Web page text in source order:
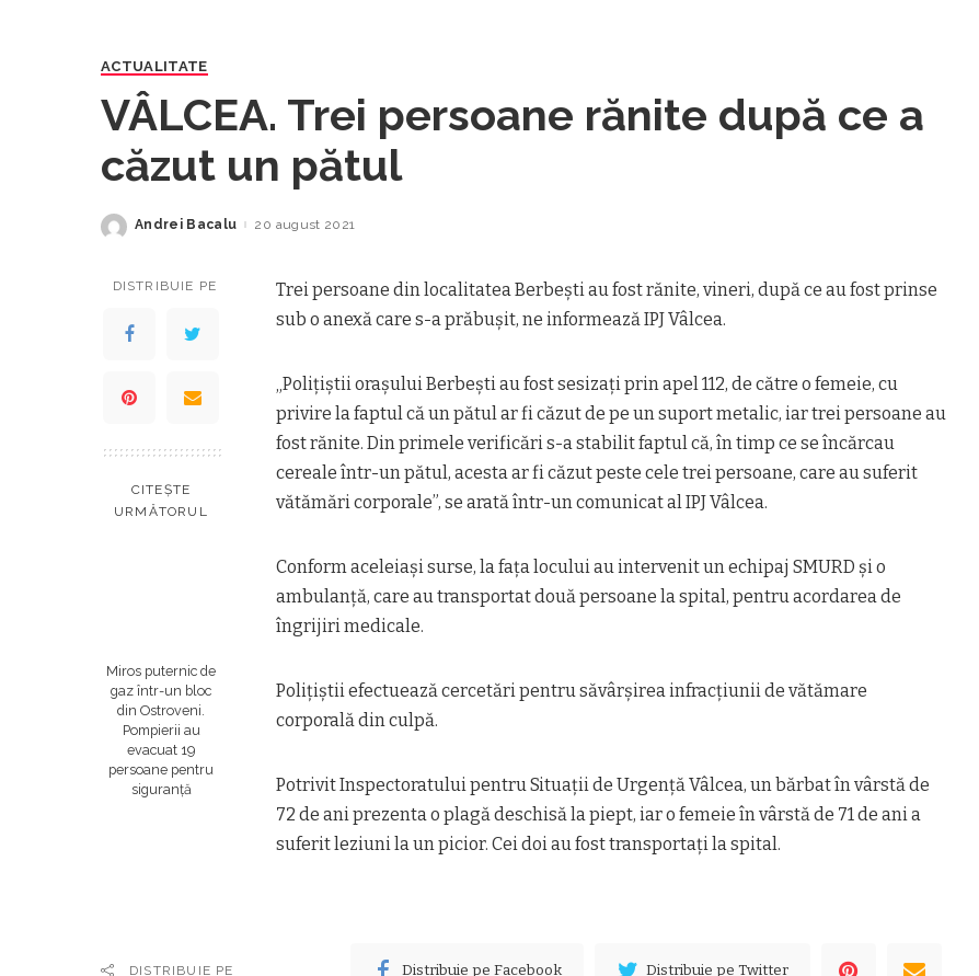
ACTUALITATE
VÂLCEA. Trei persoane rănite după ce a
căzut un pătul
Posted
Andrei Bacalu 20 august 2021
DISTRIBUIE PE
CITEȘTE
URMĂTORUL
Miros puternic de
gaz într-un bloc
din Ostroveni.
Pompierii au
evacuat 19
persoane pentru
siguranță
Trei persoane din localitatea Berbeşti au fost rănite, vineri, după ce au fost prinse
sub o anexă care s-a prăbuşit, ne informează IPJ Vâlcea.
„Poliţiştii oraşului Berbeşti au fost sesizaţi prin apel 112, de către o femeie, cu
privire la faptul că un pătul ar fi căzut de pe un suport metalic, iar trei persoane au
fost rănite. Din primele verificări s-a stabilit faptul că, în timp ce se încărcau
cereale într-un pătul, acesta ar fi căzut peste cele trei persoane, care au suferit
vătămări corporale”, se arată într-un comunicat al IPJ Vâlcea.
Conform aceleiaşi surse, la faţa locului au intervenit un echipaj SMURD şi o
ambulanţă, care au transportat două persoane la spital, pentru acordarea de
îngrijiri medicale.
Poliţiştii efectuează cercetări pentru săvârşirea infracţiunii de vătămare
corporală din culpă.
Potrivit Inspectoratului pentru Situaţii de Urgenţă Vâlcea, un bărbat în vârstă de
72 de ani prezenta o plagă deschisă la piept, iar o femeie în vârstă de 71 de ani a
suferit leziuni la un picior. Cei doi au fost transportaţi la spital.
DISTRIBUIE PE Distribuie pe Facebook Distribuie pe Twitter